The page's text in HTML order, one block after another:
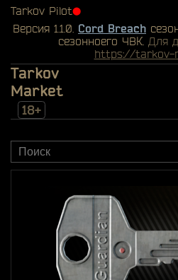
Tarkov Pilot⬤
Версия 1.1.0. Cord Breach
сезонноего ЧВК. Для
https://tarkov-
Tarkov
Market
18+